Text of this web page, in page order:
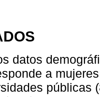
datos
a
públicas